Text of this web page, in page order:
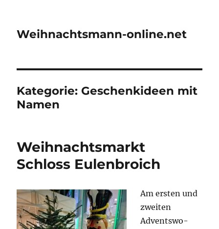
Weihnachtsmann-online.net
Kategorie: Geschenkideen mit
Namen
Weihnachtsmarkt
Schloss Eulenbroich
Am ers­ten und
zwei­ten
Advents­wo­